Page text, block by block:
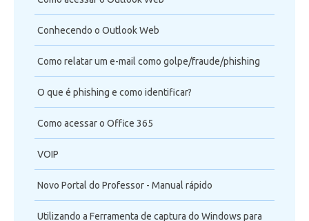
Conhecendo o Outlook Web
Como relatar um e-mail como golpe/fraude/phishing
O que é phishing e como identificar?
Como acessar o Office 365
VOIP
Novo Portal do Professor - Manual rápido
Utilizando a Ferramenta de captura do Windows para